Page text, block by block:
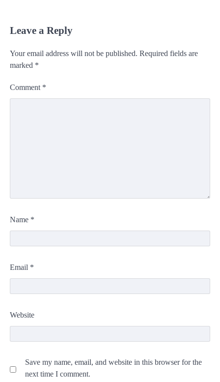
Leave a Reply
Your email address will not be published. Required fields are
marked *
Comment *
Name *
Email *
Website
Save my name, email, and website in this browser for the
next time I comment.